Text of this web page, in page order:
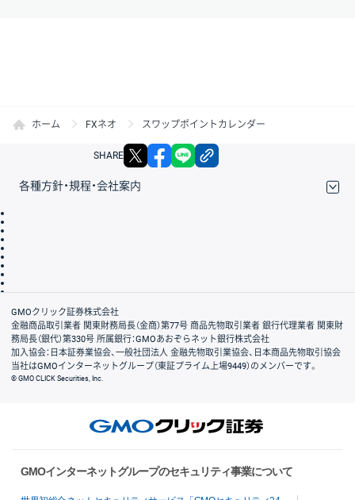
ホーム FXネオ スワップポイントカレンダー
SHARE X facebook
各種方針・規程・会社案内
会社案内
GMOクリック証券株式会社
金融商品取引業者 関東財務局長（金商）第77号 商品先物取引業者 銀行代理業者 関東財
務局長（銀代）第330号 所属銀行：GMOあおぞらネット銀行株式会社
加入協会：日本証券業協会、一般社団法人 金融先物取引業協会、日本商品先物取引協会
当社はGMOインターネットグループ（東証プライム上場9449）のメンバーです。
© GMO CLICK Securities, Inc.
GMOインターネットグループのセキュリティ事業について